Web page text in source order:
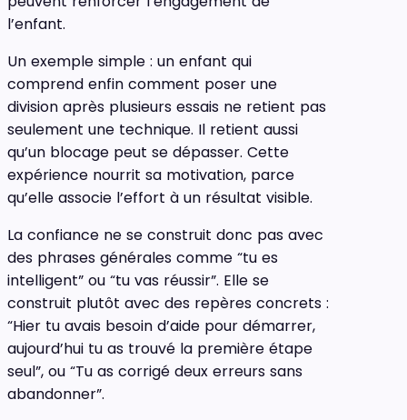
l’enfant.
Un exemple simple : un enfant qui
comprend enfin comment poser une
division après plusieurs essais ne retient pas
seulement une technique. Il retient aussi
qu’un blocage peut se dépasser. Cette
expérience nourrit sa motivation, parce
qu’elle associe l’effort à un résultat visible.
La confiance ne se construit donc pas avec
des phrases générales comme “tu es
intelligent” ou “tu vas réussir”. Elle se
construit plutôt avec des repères concrets :
“Hier tu avais besoin d’aide pour démarrer,
aujourd’hui tu as trouvé la première étape
seul”, ou “Tu as corrigé deux erreurs sans
abandonner”.